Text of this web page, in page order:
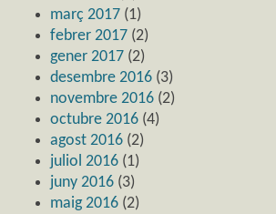
març 2017 (1)
febrer 2017 (2)
gener 2017 (2)
desembre 2016 (3)
novembre 2016 (2)
octubre 2016 (4)
agost 2016 (2)
juliol 2016 (1)
juny 2016 (3)
maig 2016 (2)